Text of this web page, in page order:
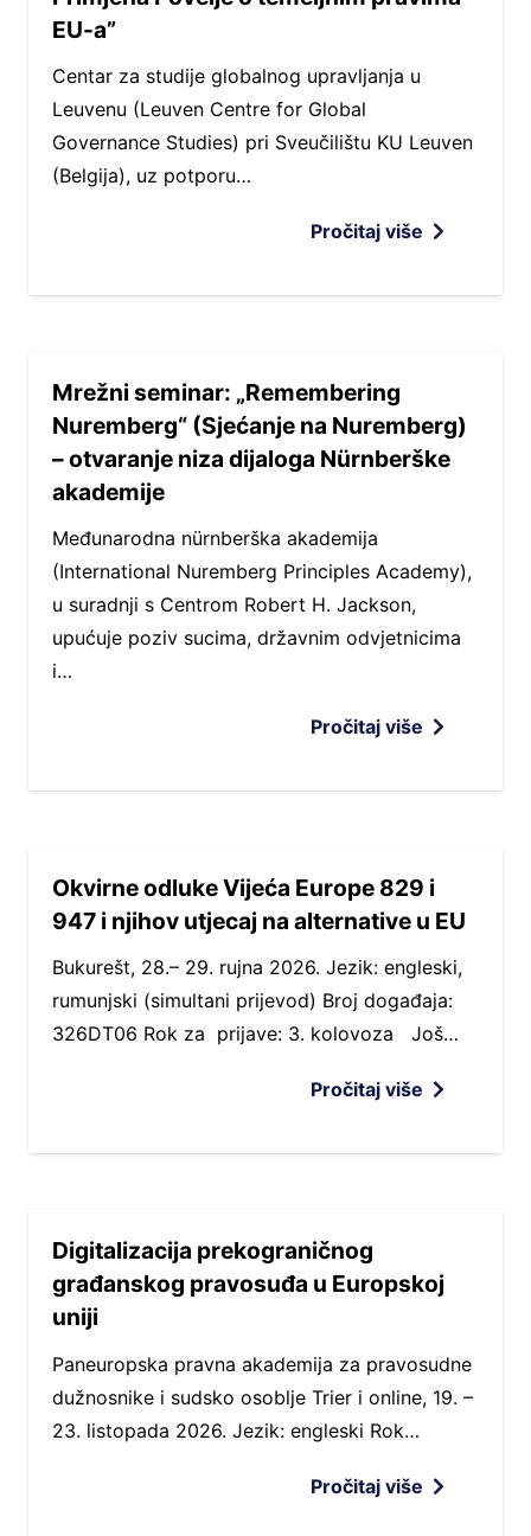
EU-a”
Centar za studije globalnog upravljanja u
Leuvenu (Leuven Centre for Global
Governance Studies) pri Sveučilištu KU Leuven
(Belgija), uz potporu…
Pročitaj više
Mrežni seminar: „Remembering
Nuremberg“ (Sjećanje na Nuremberg)
– otvaranje niza dijaloga Nürnberške
akademije
Međunarodna nürnberška akademija
(International Nuremberg Principles Academy),
u suradnji s Centrom Robert H. Jackson,
upućuje poziv sucima, državnim odvjetnicima
i…
Pročitaj više
Okvirne odluke Vijeća Europe 829 i
947 i njihov utjecaj na alternative u EU
Bukurešt, 28.– 29. rujna 2026. Jezik: engleski,
rumunjski (simultani prijevod) Broj događaja:
326DT06 Rok za prijave: 3. kolovoza Još…
Pročitaj više
Digitalizacija prekograničnog
građanskog pravosuđa u Europskoj
uniji
Paneuropska pravna akademija za pravosudne
dužnosnike i sudsko osoblje Trier i online, 19. –
23. listopada 2026. Jezik: engleski Rok…
Pročitaj više